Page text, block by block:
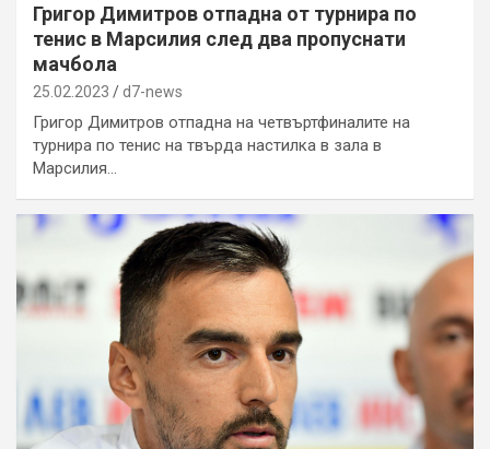
Григор Димитров отпадна от турнира по
тенис в Марсилия след два пропуснати
мачбола
25.02.2023 d7-news
Григор Димитров отпадна на четвъртфиналите на
турнира по тенис на твърда настилка в зала в
Марсилия…